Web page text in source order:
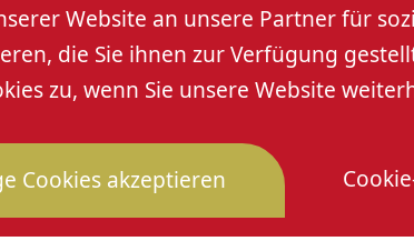
Website an unsere Partner für
die Sie ihnen zur Verfügung
zu, wenn Sie unsere Website
Cookies akzeptieren
Oberkircher
Renchener Straße 42
77704 Oberkirch